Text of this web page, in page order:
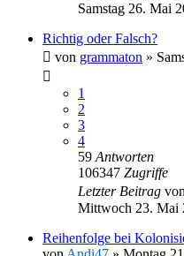
Samstag 26. Mai
Richtig oder Falsch?
von grammaton »
1
2
3
4
59 Antworten
106347 Zugriffe
Letzter Beitrag von
Mittwoch 23. Mai
Reihenfolge bei